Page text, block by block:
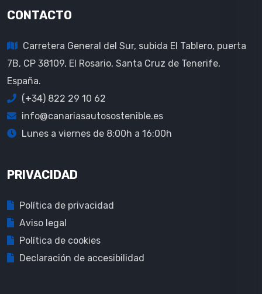
CONTACTO
Carretera General del Sur, subida El Tablero, puerta
7B, CP 38109, El Rosario, Santa Cruz de Tenerife,
España.
(+34) 822 29 10 62
info@canariasautosostenible.es
Lunes a viernes de 8:00h a 16:00h
PRIVACIDAD
Política de privacidad
Aviso legal
Política de cookies
Declaración de accesibilidad